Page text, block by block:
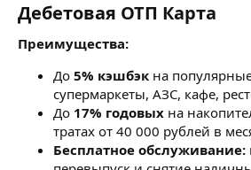
Дебетовая ОТП Карта
Преимущества:
До 5% кэшбэк на
супермаркеты, АЗС, кафе,
До 17% годовых на
тратах от 40 000 рублей в
Бесплатное обслуживание: